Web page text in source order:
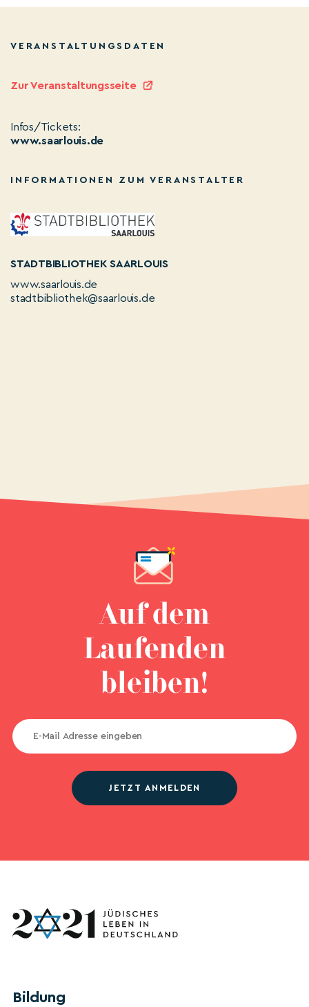
VERANSTALTUNGSDATEN
Zur Veranstaltungsseite
Infos/Tickets:
www.saarlouis.de
INFORMATIONEN ZUM VERANSTALTER
STADTBIBLIOTHEK SAARLOUIS
www.saarlouis.de
stadtbibliothek@saarlouis.de
Auf dem
Laufenden
bleiben!
JETZT ANMELDEN
Bildung